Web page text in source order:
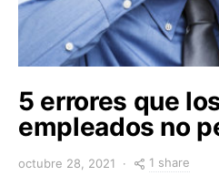
5 errores que
empleados no
octubre 28, 2021 1 share